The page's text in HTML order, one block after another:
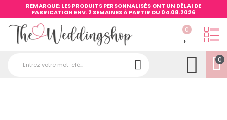
REMARQUE: LES PRODUITS PERSONNALISÉS ONT UN DÉLAI DE
FABRICATION ENV. 2 SEMAINES À PARTIR DU 04.08.2026
0
0